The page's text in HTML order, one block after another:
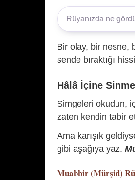
Bir olay, bir nesne,
sende bıraktığı
Hâlâ İçine
Simgeleri okudun,
zaten kendin tabir
Ama karışık
gibi aşağıya yaz.
Muabbir (Mürşid)